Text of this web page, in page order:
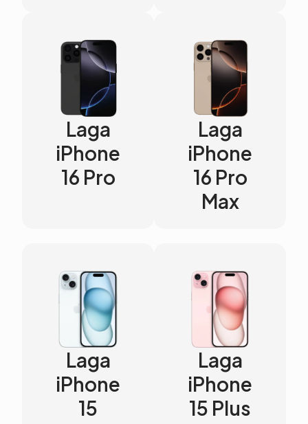
Laga
iPhone
16 Pro
Laga
iPhone
16 Pro
Max
Laga
iPhone
15
Laga
iPhone
15 Plus